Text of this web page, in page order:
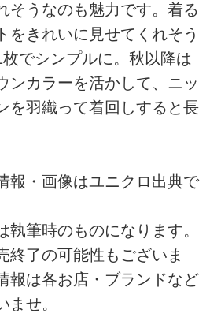
そうなのも魅力です。着る
をきれいに見せてくれそう
でシンプルに。秋以降は
ンカラーを活かして、ニッ
を羽織って着回しすると長
報・画像はユニクロ出典で
筆時のものになります。
終了の可能性もございま
報は各お店・ブランドなど
ませ。